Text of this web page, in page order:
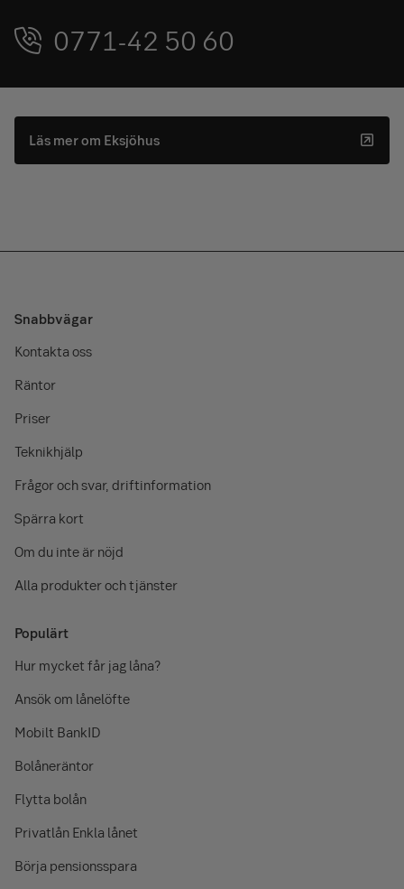
0771-42 50 60
Läs mer om Eksjöhus
Snabbvägar
Kontakta oss
Räntor
Priser
Teknikhjälp
Frågor och svar, driftinformation
Spärra kort
Om du inte är nöjd
Alla produkter och tjänster
Populärt
Hur mycket får jag låna?
Ansök om lånelöfte
Mobilt BankID
Bolåneräntor
Flytta bolån
Privatlån Enkla lånet
Börja pensionsspara